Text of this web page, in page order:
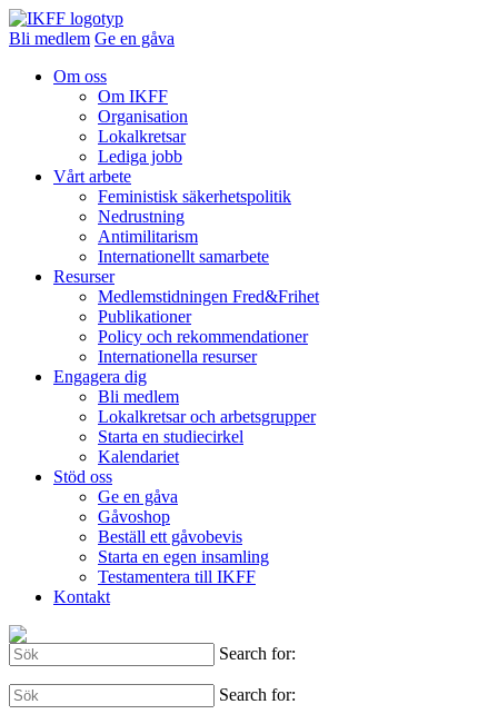
Bli medlem Ge en gåva
Om oss
Om IKFF
Organisation
Lokalkretsar
Lediga jobb
Vårt arbete
Feministisk säkerhetspolitik
Nedrustning
Antimilitarism
Internationellt samarbete
Resurser
Medlemstidningen Fred&Frihet
Publikationer
Policy och rekommendationer
Internationella resurser
Engagera dig
Bli medlem
Lokalkretsar och arbetsgrupper
Starta en studiecirkel
Kalendariet
Stöd oss
Ge en gåva
Gåvoshop
Beställ ett gåvobevis
Starta en egen insamling
Testamentera till IKFF
Kontakt
Search for:
Search for: